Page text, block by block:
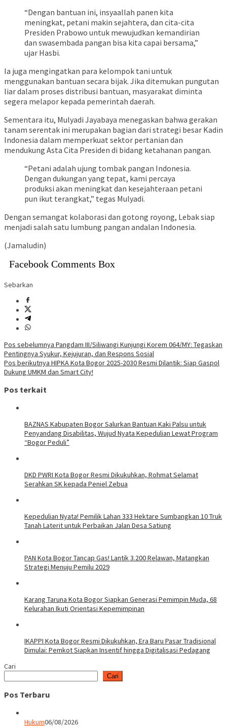
“Dengan bantuan ini, insyaallah panen kita
meningkat, petani makin sejahtera, dan cita-cita
Presiden Prabowo untuk mewujudkan kemandirian
dan swasembada pangan bisa kita capai bersama,”
ujar Hasbi.
Ia juga mengingatkan para kelompok tani untuk
menggunakan bantuan secara bijak. Jika ditemukan pungutan
liar dalam proses distribusi bantuan, masyarakat diminta
segera melapor kepada pemerintah daerah.
Sementara itu, Mulyadi Jayabaya menegaskan bahwa gerakan
tanam serentak ini merupakan bagian dari strategi besar Kadin
Indonesia dalam memperkuat sektor pertanian dan
mendukung Asta Cita Presiden di bidang ketahanan pangan.
“Petani adalah ujung tombak pangan Indonesia.
Dengan dukungan yang tepat, kami percaya
produksi akan meningkat dan kesejahteraan petani
pun ikut terangkat,” tegas Mulyadi.
Dengan semangat kolaborasi dan gotong royong, Lebak siap
menjadi salah satu lumbung pangan andalan Indonesia.
(Jamaludin)
Facebook Comments Box
Sebarkan
Navigasi
pos
Pos sebelumnya Pangdam III/Siliwangi Kunjungi Korem 064/MY: Tegaskan
Pentingnya Syukur, Kejujuran, dan Respons Sosial
Pos berikutnya HIPKA Kota Bogor 2025-2030 Resmi Dilantik: Siap Gaspol
Dukung UMKM dan Smart City!
Pos terkait
BAZNAS Kabupaten Bogor Salurkan Bantuan Kaki Palsu untuk
Penyandang Disabilitas, Wujud Nyata Kepedulian Lewat Program
“Bogor Peduli”
DKD PWRI Kota Bogor Resmi Dikukuhkan, Rohmat Selamat
Serahkan SK kepada Peniel Zebua
Kepedulian Nyata! Pemilik Lahan 333 Hektare Sumbangkan 10 Truk
Tanah Laterit untuk Perbaikan Jalan Desa Satiung
PAN Kota Bogor Tancap Gas! Lantik 3.200 Relawan, Matangkan
Strategi Menuju Pemilu 2029
Karang Taruna Kota Bogor Siapkan Generasi Pemimpin Muda, 68
Kelurahan Ikuti Orientasi Kepemimpinan
IKAPPI Kota Bogor Resmi Dikukuhkan, Era Baru Pasar Tradisional
Dimulai: Pemkot Siapkan Insentif hingga Digitalisasi Pedagang
Cari
Cari
Pos Terbaru
Hukum06/08/2026